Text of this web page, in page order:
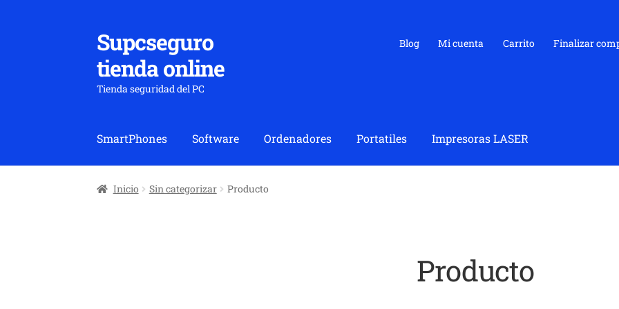
Ir
a
la
navegación
Ir
al
contenido
Supcseguro
tienda online
Tienda seguridad del PC
Blog Mi cuenta Carrito Finalizar
SmartPhones Software Ordenadores Portatiles Impresoras LASER
Inicio Sin categorizar Producto
Producto